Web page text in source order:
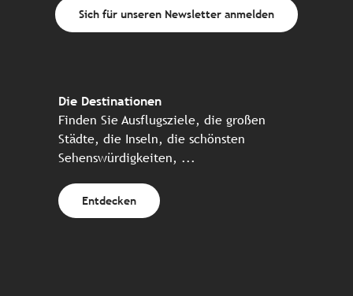
Sich für unseren Newsletter anmelden
Die Destinationen
Finden Sie Ausflugsziele, die großen
Städte, die Inseln, die schönsten
Sehenswürdigkeiten, ...
Entdecken